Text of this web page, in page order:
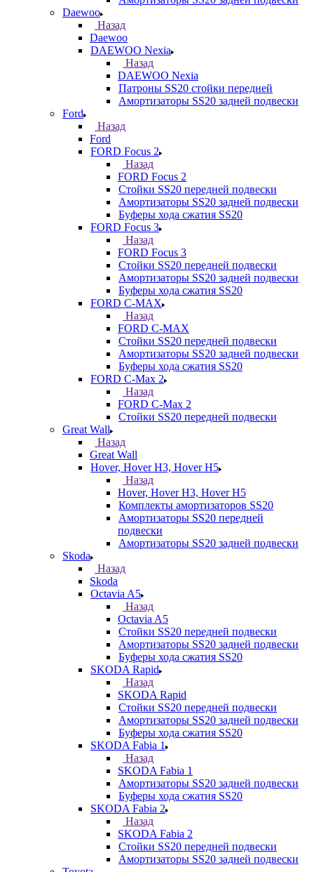
Daewoo
Назад
Daewoo
DAEWOO Nexia
Назад
DAEWOO Nexia
Патроны SS20 стойки передней
Амортизаторы SS20 задней подвески
Ford
Назад
Ford
FORD Focus 2
Назад
FORD Focus 2
Стойки SS20 передней подвески
Амортизаторы SS20 задней подвески
Буферы хода сжатия SS20
FORD Focus 3
Назад
FORD Focus 3
Стойки SS20 передней подвески
Амортизаторы SS20 задней подвески
Буферы хода сжатия SS20
FORD С-MAX
Назад
FORD С-MAX
Стойки SS20 передней подвески
Амортизаторы SS20 задней подвески
Буферы хода сжатия SS20
FORD C-Max 2
Назад
FORD C-Max 2
Стойки SS20 передней подвески
Great Wall
Назад
Great Wall
Hover, Hover H3, Hover H5
Назад
Hover, Hover H3, Hover H5
Комплекты амортизаторов SS20
Амортизаторы SS20 передней
подвески
Амортизаторы SS20 задней подвески
Skoda
Назад
Skoda
Octavia A5
Назад
Octavia A5
Стойки SS20 передней подвески
Амортизаторы SS20 задней подвески
Буферы хода сжатия SS20
SKODA Rapid
Назад
SKODA Rapid
Стойки SS20 передней подвески
Амортизаторы SS20 задней подвески
Буферы хода сжатия SS20
SKODA Fabia 1
Назад
SKODA Fabia 1
Амортизаторы SS20 задней подвески
Буферы хода сжатия SS20
SKODA Fabia 2
Назад
SKODA Fabia 2
Стойки SS20 передней подвески
Амортизаторы SS20 задней подвески